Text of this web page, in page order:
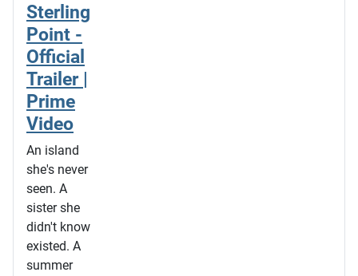
Sterling
Point -
Official
Trailer |
Prime
Video
An island
she's never
seen. A
sister she
didn't know
existed. A
summer